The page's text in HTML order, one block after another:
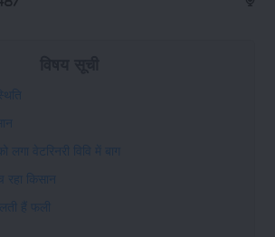
लगा वेटरिनरी विवि में बाग
रहा किसान
हैं फली